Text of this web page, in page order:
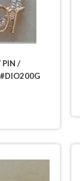
PIN /
#DIO200G